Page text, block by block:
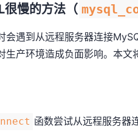
慢的方法（​
会遇到从远程服务器连接
生产环境造成负面影响。本
函数尝试从远程服务器